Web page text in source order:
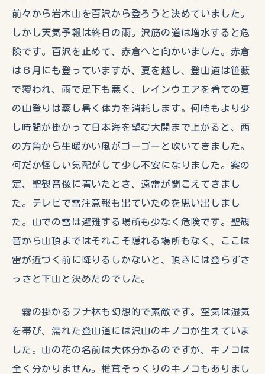
前々から岩木山を百沢から登ろうと決めていました。
しかし天気予報は終日の雨。沢筋の道は増水すると危
険です。百沢を止めて、赤倉へと向かいました。赤倉
は６月にも登っていますが、夏を越し、登山道は笹藪
で覆われ、雨で足下も悪く、レインウエアを着ての夏
の山登りは蒸し暑く体力を消耗します。何時もより少
し時間が掛かって日本海を望む大開まで上がると、西
の方角から生暖かい風がゴーゴーと吹いてきました。
何だか怪しい気配がして少し不安になりました。案の
定、聖観音像に着いたとき、遠雷が聞こえてきまし
た。テレビで雷注意報も出ていたのを思い出しまし
た。山での雷は避難する場所も少なく危険です。聖観
音から山頂まではそれこそ隠れる場所もなく、ここは
雷が近づく前に降りるしかないと、頂きには登らずさ
っさと下山と決めたのでした。
霧の掛かるブナ林も幻想的で素敵です。空気は湿気
を帯び、濡れた登山道には沢山のキノコが生えていま
した。山の花の名前は大体分かるのですが、キノコは
全く分かりません。椎茸そっくりのキノコもありまし